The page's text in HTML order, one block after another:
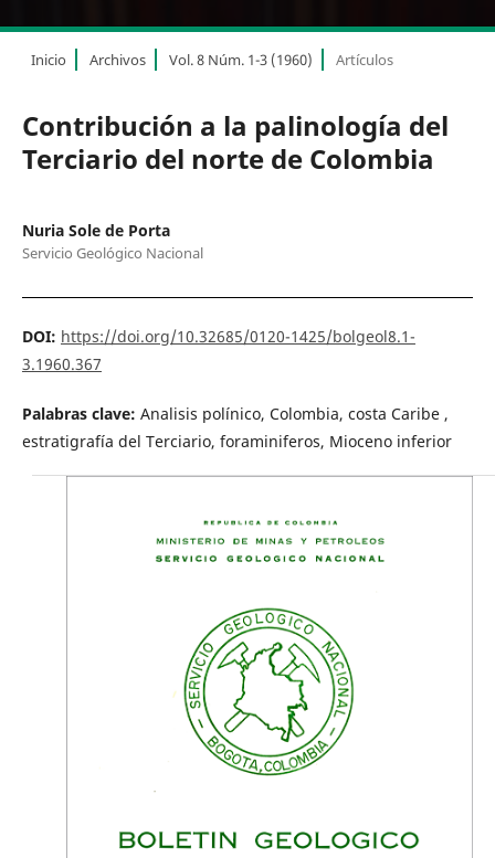
Inicio Archivos Vol. 8 Núm. 1-3 (1960) Artículos
Contribución a la palinología del
Terciario del norte de Colombia
Nuria Sole de Porta
Servicio Geológico Nacional
DOI: https://doi.org/10.32685/0120-1425/bolgeol8.1-
3.1960.367
Palabras clave: Analisis polínico, Colombia, costa Caribe ,
estratigrafía del Terciario, foraminiferos, Mioceno inferior